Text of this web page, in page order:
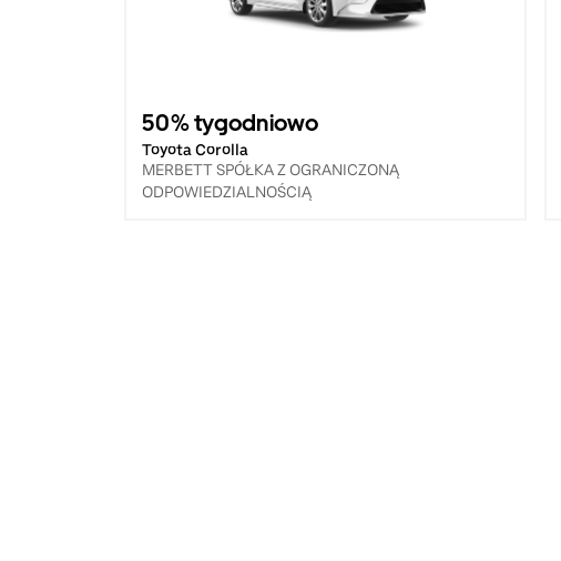
50% tygodniowo
Toyota Corolla
MERBETT SPÓŁKA Z OGRANICZONĄ
ODPOWIEDZIALNOŚCIĄ